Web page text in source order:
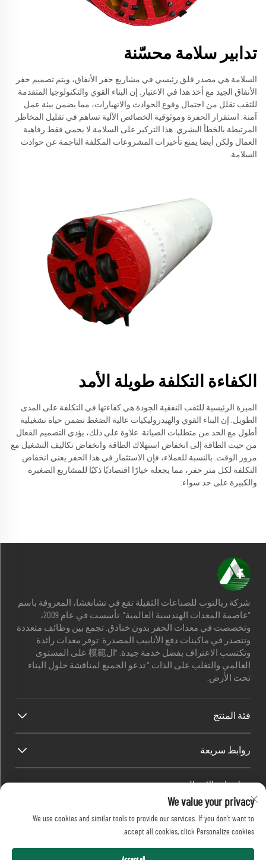
تدابير سلامة محسّنة
السلامة هي مصدر قلق رئيسي في مشاريع حفر الأنفاق، ويتم تصميم حفر
الأنفاق الجيد مع أخذ هذا في الاعتبار. إن البناء القوي والتكنولوجيا المتقدمة
للثقب تقلل من احتمال وقوع الحوادث والانهيارات، مما يضمن بيئة عمل
آمنة. استقرار الحفرة وموثوقية الخصائص الآلية تساهم في تقليل المخاطر
المرتبطة بالخطأ البشري. هذا التركيز على السلامة لا يحمي فقط رفاهية
العمال ولكن أيضا يمنع تأخيرات المشروعات المكلفة الناجمة عن حوادث
السلامة.
الكفاءة التكلفة طويلة الأمد
الميزة الرئيسية للثقب النفقية الجودة هي كفاءتها في التكلفة على المدى
الطويل. إن البناء القوي والهيدروليكيات عالية الضغط تضمن حياة تشغيلية
أطول مع الحد من متطلبات الصيانة. علاوة على ذلك، يؤدي التصميم الفعال
من حيث الطاقة إلى انخفاض استهلاك الطاقة وانخفاض تكاليف التشغيل مع
مرور الوقت. بالنسبة للعملاء، فإن الاستثمار في هذا الحفر يعني انخفاض
التكلفة لكل متر حفر، مما يجعله خيارًا اقتصاديًا ذكيًا للمشاريع الصغيرة
والكبيرة على حد سواء.
شركة ريالتوب للصناعات الثقيلة تقع في تشانغشا، المعروفة باسم
"عاصمة المعدات الهندسية العالمية". تأسست في عام 2009،
وتخصصت في معدات الحفر بدون خنادق. تجمع بين وظائف متعددة
وتتصدر في ماكينات دفع الأنابيب المصدرة. توفر معدات رائدة
وتكتسب الاعتراف بفضل خدمة جيدة. "ال模範 على المستوى
العالمي والتغلب على الذات." تدعو الجميع لمناقشة حلول البناء
تحت الأرض.
فئة المنتج
روابط سريعة
معلومات الاتصال
Office add : رقم 688، حديقة صناعة شابينغ، منطقة كايفو، مدينة
تشانغشا، مقاطعة هونان، الصين.
البريد الإلكتروني:[email protected]
We value your privacy
We use cookies and similar tools to provide our services. If you don't want to
accept all cookies, click Personalize cookies.